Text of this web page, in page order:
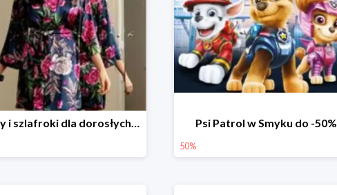
Piżamy i szlafroki dla dorosłych w Smyku do -30% Psi Patrol w Smyku do -50%
50%